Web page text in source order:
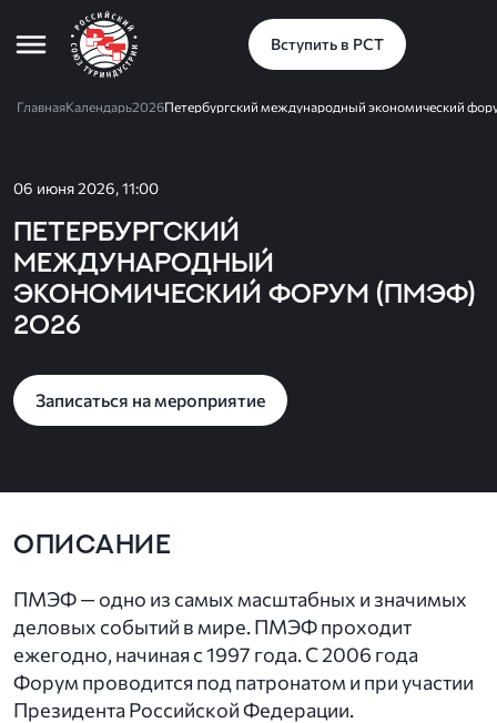
Вступить в РСТ
ГлавнаяКалендарь2026Петербургский международный экономический
06 июня 2026, 11:00
Петербургский
международный
экономический форум (ПМЭФ)
2026
Записаться на мероприятие
ОПИСАНИЕ
ПМЭФ — одно из самых масштабных и значимых
деловых событий в мире. ПМЭФ проходит
ежегодно, начиная с 1997 года. С 2006 года
Форум проводится под патронатом и при участии
Президента Российской Федерации.